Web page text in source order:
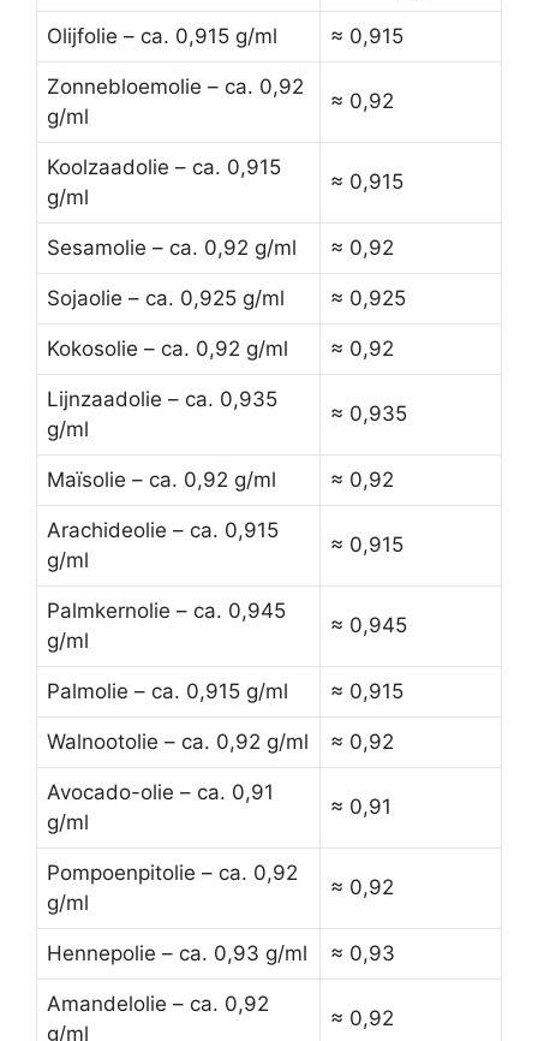
Olijfolie – ca. 0,915 g/ml ≈ 0,915
Zonnebloemolie – ca. 0,92
g/ml
≈ 0,92
Koolzaadolie – ca. 0,915
g/ml
≈ 0,915
Sesamolie – ca. 0,92 g/ml ≈ 0,92
Sojaolie – ca. 0,925 g/ml ≈ 0,925
Kokosolie – ca. 0,92 g/ml ≈ 0,92
Lijnzaadolie – ca. 0,935
g/ml
≈ 0,935
Maïsolie – ca. 0,92 g/ml ≈ 0,92
Arachideolie – ca. 0,915
g/ml
≈ 0,915
Palmkernolie – ca. 0,945
g/ml
≈ 0,945
Palmolie – ca. 0,915 g/ml ≈ 0,915
Walnootolie – ca. 0,92 g/ml ≈ 0,92
Avocado-olie – ca. 0,91
g/ml
≈ 0,91
Pompoenpitolie – ca. 0,92
g/ml
≈ 0,92
Hennepolie – ca. 0,93 g/ml ≈ 0,93
Amandelolie – ca. 0,92
g/ml
≈ 0,92